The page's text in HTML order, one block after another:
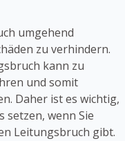
umgehend
zu verhindern.
kann zu
und somit
Daher ist es wichtig,
setzen, wenn Sie
Leitungsbruch gibt.